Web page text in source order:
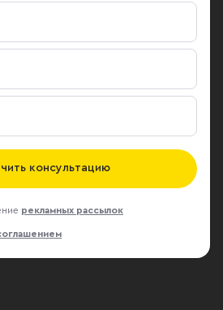
консультацию
рекламных рассылок